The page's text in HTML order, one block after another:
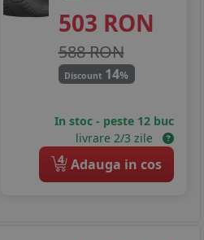
503 RON
588 RON
Discount 14%
In stoc - peste 12 buc
livrare 2/3 zile
4 Adauga in cos